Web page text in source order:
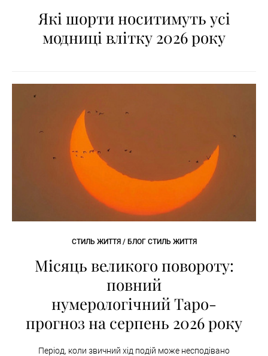
Які шорти носитимуть усі
модниці влітку 2026 року
СТИЛЬ ЖИТТЯ / БЛОГ СТИЛЬ ЖИТТЯ
Місяць великого повороту:
повний
нумерологічний Таро-
прогноз на серпень 2026 року
Період, коли звичний хід подій може несподівано